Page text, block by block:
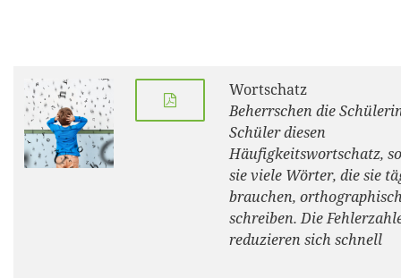
Wortschatz
Beherrschen die
Schüler diesen
Häufigkeitswortschatz,
sie viele Wörter, die sie
brauchen,
schreiben. Die
reduzieren sich schnell